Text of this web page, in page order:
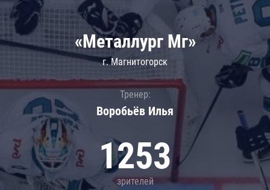
«Металлург Мг»
г. Магнитогорск
Тренер:
Воробьёв Илья
1253
зрителей